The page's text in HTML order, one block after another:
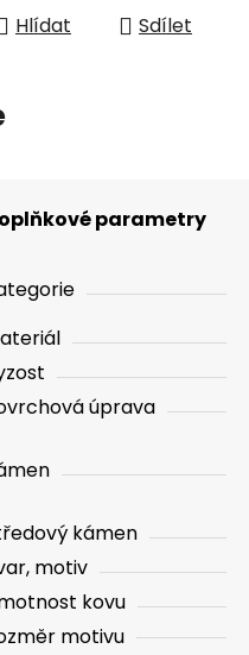
Hlídat Sdílet
parametry
úprava
kámen
motiv
kovu
motivu